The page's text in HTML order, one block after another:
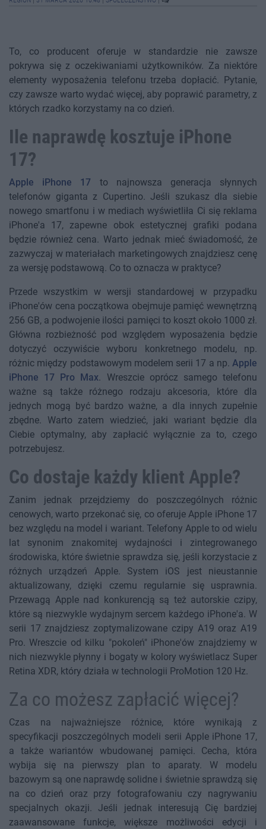
To, co producent oferuje w standardzie nie zawsze
pokrywa się z oczekiwaniami użytkowników. Za niektóre
elementy wyposażenia telefonu trzeba dopłacić. Pytanie,
czy zawsze warto wydać więcej, aby poprawić parametry, z
których rzadko korzystamy na co dzień.
Ile naprawdę kosztuje iPhone
17?
Apple iPhone 17 to najnowsza generacja słynnych
telefonów giganta z Cupertino. Jeśli szukasz dla siebie
nowego smartfonu i w mediach wyświetliła Ci się reklama
iPhone'a 17, zapewne obok estetycznej grafiki podana
będzie również cena. Warto jednak mieć świadomość, że
zazwyczaj w materiałach marketingowych znajdziesz cenę
za wersję podstawową. Co to oznacza w praktyce?
Przede wszystkim w wersji standardowej w przypadku
iPhone'ów cena początkowa obejmuje pamięć wewnętrzną
256 GB, a podwojenie ilości pamięci to koszt około 1000 zł.
Główna rozbieżność pod względem wyposażenia będzie
dotyczyć oczywiście wyboru konkretnego modelu, np.
różnic między podstawowym modelem serii 17 a np. Apple
iPhone 17 Pro Max. Wreszcie oprócz samego telefonu
ważne są także różnego rodzaju akcesoria, które dla
jednych mogą być bardzo ważne, a dla innych zupełnie
zbędne. Warto zatem wiedzieć, jaki wariant będzie dla
Ciebie optymalny, aby zapłacić wyłącznie za to, czego
potrzebujesz.
Co dostaje każdy klient Apple?
Zanim jednak przejdziemy do poszczególnych różnic
cenowych, warto przekonać się, co oferuje Apple iPhone 17
bez względu na model i wariant. Telefony Apple to od wielu
lat synonim znakomitej wydajności i zintegrowanego
środowiska, które świetnie sprawdza się, jeśli korzystacie z
różnych urządzeń Apple. System iOS jest nieustannie
aktualizowany, dzięki czemu regularnie się usprawnia.
Przewagą Apple nad konkurencją są też autorskie czipy,
które są niezwykle wydajnym sercem każdego iPhone'a. W
serii 17 znajdziesz zoptymalizowane czipy A19 oraz A19
Pro. Wreszcie od kilku "pokoleń" iPhone'ów znajdziemy w
nich niezwykle płynny i bogaty w kolory wyświetlacz Super
Retina XDR, który działa w technologii ProMotion 120 Hz.
Za co możesz zapłacić więcej?
Czas na najważniejsze różnice, które wynikają z
specyfikacji poszczególnych modeli serii Apple iPhone 17,
a także wariantów wbudowanej pamięci. Cecha, która
wybija się na pierwszy plan to aparaty. W modelu
bazowym są one naprawdę solidne i świetnie sprawdzą się
na co dzień oraz przy fotografowaniu czy nagrywaniu
specjalnych okazji. Jeśli jednak interesują Cię bardziej
zaawansowane funkcje, większe możliwości edycji i